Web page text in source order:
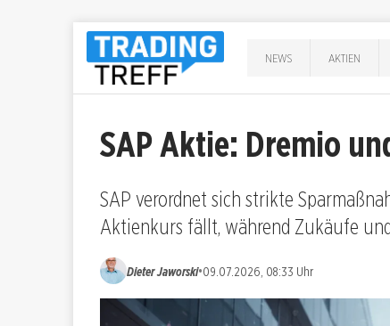
NEWS AKTIEN
SAP Aktie: Dremio
SAP verordnet sich strikte
Aktienkurs fällt, während Zukäufe
Dieter Jaworski•09.07.2026, 08:33 Uhr